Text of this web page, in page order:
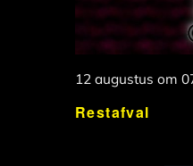
Restafval
12 augustus om